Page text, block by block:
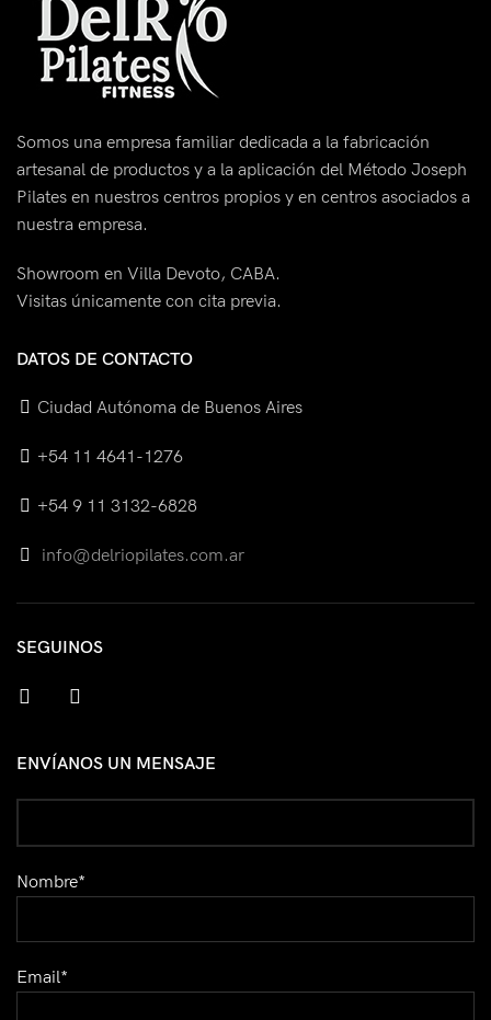
Somos una empresa familiar dedicada a la fabricación
artesanal de productos y a la aplicación del Método Joseph
Pilates en nuestros centros propios y en centros asociados a
nuestra empresa.
Showroom en Villa Devoto, CABA.
Visitas únicamente con cita previa.
DATOS DE CONTACTO
Ciudad Autónoma de Buenos Aires
+54 11 4641-1276
+54 9 11 3132-6828
info@delriopilates.com.ar
SEGUINOS
facebookinstagram
ENVÍANOS UN MENSAJE
Nombre*
Email*